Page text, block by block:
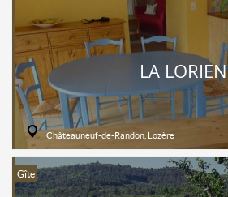
LA LORIEN
Châteauneuf-de-Randon, Lozère
Gîte